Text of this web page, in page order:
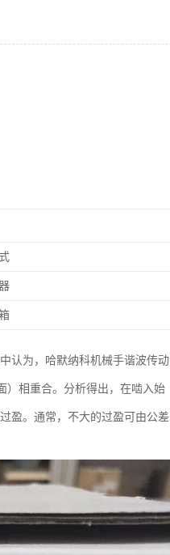
认为，哈默纳科机械手谐波传动
）相重合。分析得出，在啮入始
盈。通常，不大的过盈可由公差